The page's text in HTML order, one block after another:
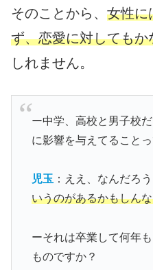
そのことから、 女性に
ず、恋愛に対してもか
しれません。
ー中学、高校と男子校
に影響を与えてること
児玉：ええ、なんだろう
いうのがあるかもしん
ーそれは卒業して何年
ものですか？